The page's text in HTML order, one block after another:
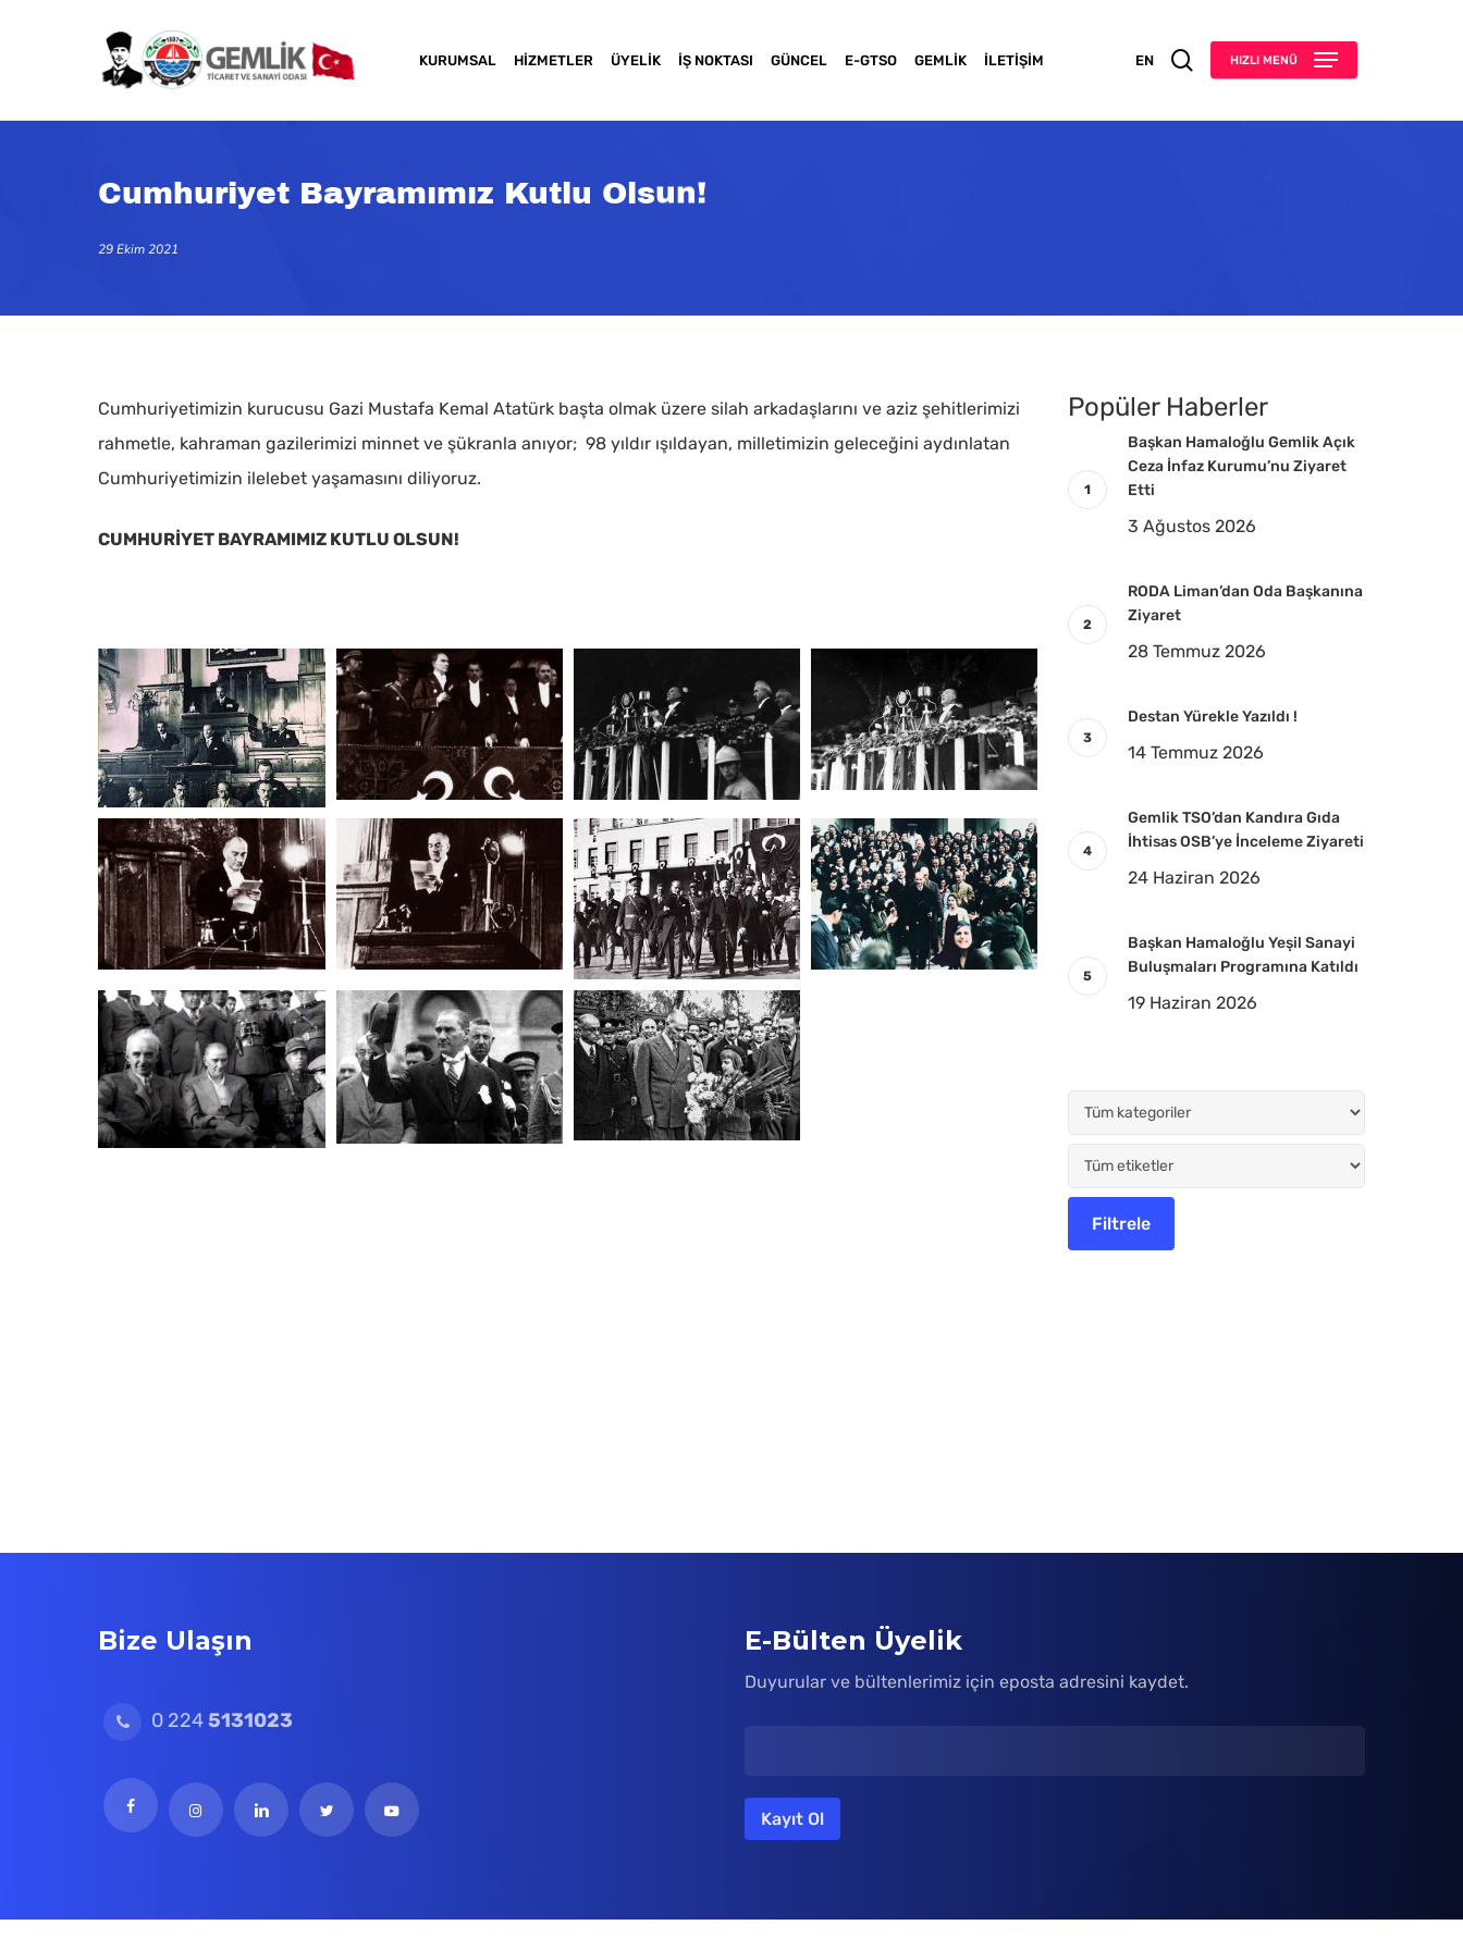
content
Kapatmak için arama veya ESC için enter tuşuna basınız
KURUMSAL HIZMETLER ÜYELIK İŞ NOKTASI GÜNCEL E-GTSO GEMLIK İLETIŞIM EN searchHIZLI MENÜ
Cumhuriyet Bayramımız Kutlu Olsun!
29 Ekim 2021
Cumhuriyetimizin kurucusu Gazi Mustafa Kemal Atatürk başta olmak üzere silah arkadaşlarını ve aziz şehitlerimizi
rahmetle, kahraman gazilerimizi minnet ve şükranla anıyor; 98 yıldır ışıldayan, milletimizin geleceğini aydınlatan
Cumhuriyetimizin ilelebet yaşamasını diliyoruz.
CUMHURİYET BAYRAMIMIZ KUTLU OLSUN!
indir
(2)
0x0-
1572330691482 Beyaz-
Ataturk-
Fotograflari-
ataturk-
meclis
thumbs_b_c_f5a34a36d465087f665f8f73a086c000
indir
(1)
010
ataturkun_arkadaslari indir _8xIB2Uiy_Ea2PIMALrIo2A
Popüler Haberler
Başkan Hamaloğlu Gemlik Açık
Ceza İnfaz Kurumu’nu Ziyaret
Etti
3 Ağustos 2026
RODA Liman’dan Oda Başkanına
Ziyaret
28 Temmuz 2026
Destan Yürekle Yazıldı !
14 Temmuz 2026
Gemlik TSO’dan Kandıra Gıda
İhtisas OSB’ye İnceleme Ziyareti
24 Haziran 2026
Başkan Hamaloğlu Yeşil Sanayi
Buluşmaları Programına Katıldı
19 Haziran 2026
Bize Ulaşın
0 2245131023
E-Bülten Üyelik
Duyurular ve bültenlerimiz için eposta adresini kaydet.